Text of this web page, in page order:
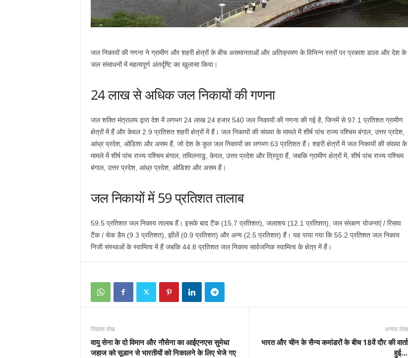
जल निकायों की गणना ने ग्रामीण और शहरी क्षेत्रों के बीच असमानताओं और अतिक्रमण के विभिन्न स्तरों पर प्रकाश डाला और देश के
जल संसाधनों में महत्वपूर्ण अंतर्दृष्टि का खुलासा किया।
24 लाख से अधिक जल निकायों की गणना
जल शक्ति मंत्रालय द्वारा देश में लगभग 24 लाख 24 हजार 540 जल निकायों की गणना की गई है, जिनमें से 97.1 प्रतिशत ग्रामीण
क्षेत्रों में हैं और केवल 2.9 प्रतिशत शहरी क्षेत्रों में हैं। जल निकायों की संख्या के मामले में शीर्ष पांच राज्य पश्चिम बंगाल, उत्तर प्रदेश,
आंध्र प्रदेश, ओडिशा और असम हैं, जो देश के कुल जल निकायों का लगभग 63 प्रतिशत हैं। शहरी क्षेत्रों में जल निकायों की संख्या के
मामले में शीर्ष पांच राज्य पश्चिम बंगाल, तमिलनाडु, केरल, उत्तर प्रदेश और त्रिपुरा हैं, जबकि ग्रामीण क्षेत्रों में, शीर्ष पांच राज्य पश्चिम
बंगाल, उत्तर प्रदेश, आंध्र प्रदेश, ओडिशा और असम हैं।
जल निकायों में 59 प्रतिशत तालाब
59.5 प्रतिशत जल निकाय तालाब हैं। इसके बाद टैंक (15.7 प्रतिशत), जलाशय (12.1 प्रतिशत), जल संरक्षण योजनाएं / रिसाव
टैंक / चेक डैम (9.3 प्रतिशत), झीलें (0.9 प्रतिशत) और अन्य (2.5 प्रतिशत) हैं। यह पाया गया कि 55.2 प्रतिशत जल निकाय
निजी संस्थाओं के स्वामित्व में हैं जबकि 44.8 प्रतिशत जल निकाय सार्वजनिक स्वामित्व के क्षेत्र में हैं।
पिछला लेख
वायु सेना के दो विमान और नौसेना का आईएनएस सुमेधा
जहाज को सूडान से भारतीयों को निकालने के लिए भेजे गए
अगला लेख
भारत और चीन के सैन्य कमांडरों के बीच 18वें दौर की वार्ता
हुई…